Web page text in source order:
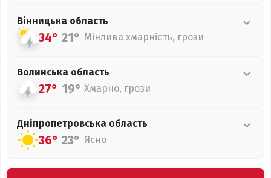
Вінницька область
34° 21° Мінлива хмарність, грози
Волинська область
27° 19° Хмарно, грози
Дніпропетровська область
36° 23° Ясно